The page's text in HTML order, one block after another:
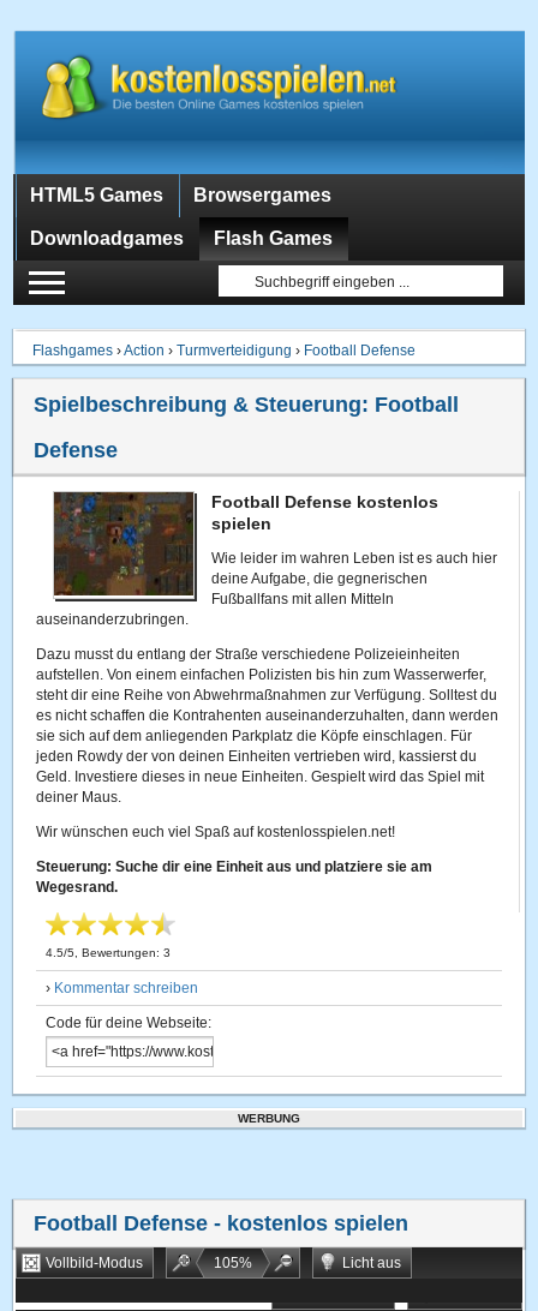
HTML5 Games Browsergames
Downloadgames Flash Games
Flashgames ›Action ›Turmverteidigung › Football Defense
Spielbeschreibung & Steuerung: Football
Defense
Football Defense kostenlos
spielen
Wie leider im wahren Leben ist es auch hier
deine Aufgabe, die gegnerischen
Fußballfans mit allen Mitteln
auseinanderzubringen.
Dazu musst du entlang der Straße verschiedene Polizeieinheiten
aufstellen. Von einem einfachen Polizisten bis hin zum Wasserwerfer,
steht dir eine Reihe von Abwehrmaßnahmen zur Verfügung. Solltest du
es nicht schaffen die Kontrahenten auseinanderzuhalten, dann werden
sie sich auf dem anliegenden Parkplatz die Köpfe einschlagen. Für
jeden Rowdy der von deinen Einheiten vertrieben wird, kassierst du
Geld. Investiere dieses in neue Einheiten. Gespielt wird das Spiel mit
deiner Maus.
Wir wünschen euch viel Spaß auf kostenlosspielen.net!
Steuerung: Suche dir eine Einheit aus und platziere sie am
Wegesrand.
4.5/5 , Bewertungen:3
› Kommentar schreiben
Code für deine Webseite:
WERBUNG
Football Defense - kostenlos spielen
Vollbild-Modus 105%
Licht aus